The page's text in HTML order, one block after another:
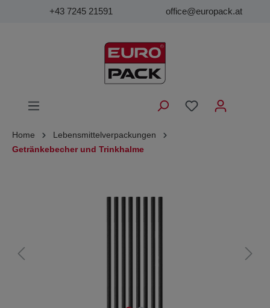
+43 7245 21591 office@europack.at
Home
Lebensmittelverpackungen
Getränkebecher und Trinkhalme